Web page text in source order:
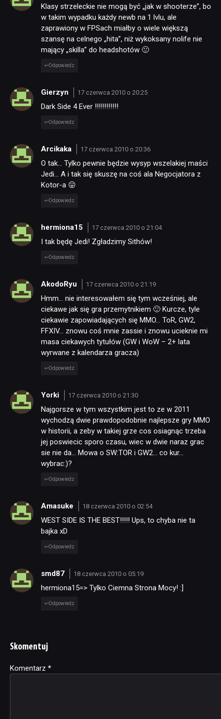
Klasy strzeleckie nie mogą być „jak w shooterze”, bo
w takim wypadku każdy newb na 1 lvlu, ale
zaprawiony w FPSach miałby o wiele większą
szansę na celnego „hita”, niż wykoksany nolife nie
mający „skilla” do headshotów 🙂
Odpowiedz
Gierzyn 17 czerwca 2010 o 20:25
Dark Side 4 Ever !!!!!!!!!!!!
Odpowiedz
Arcikaka 17 czerwca 2010 o 20:36
O tak… Tylko pewnie będzie wysyp wszelakiej maści
Jedi… A i tak się skuszę na coś ala Negocjatora z
Kotor-a 😛
Odpowiedz
hermiona15 17 czerwca 2010 o 21:04
I tak będę Jedi! Zgładzimy Sithów!
Odpowiedz
AkodoRyu 17 czerwca 2010 o 21:19
Hmm… nie interesowałem się tym wcześniej, ale
ciekawe jak się gra przemytnikiem 🙂 Kurcze, tyle
ciekawie zapowiadających się MMO… ToR, GW2,
FFXIV… znowu coś mnie zassie i znowu ucieknie mi
masa ciekawych tytułów (GW i WoW – 2+ lata
wyrwane z kalendarza gracza)
Odpowiedz
Yorki 17 czerwca 2010 o 21:30
Najgorsze w tym wszystkim jest to ze w 2011
wychodzą dwie prawdopodobnie najlepsze gry MMO
w historii, a zeby w takiej grze cos osiagnąc trzeba
jej poswiecic sporo czasu, wiec w dwie naraz grac
sie nie da… Mowa o SW:TOR i GW2… co kur…
wybrac:)?
Odpowiedz
Amasuke 18 czerwca 2010 o 02:54
WEST SIDE IS THE BEST!!!!! Ups, to chyba nie ta
bajka xD
Odpowiedz
smd87 18 czerwca 2010 o 05:19
hermiona15=> Tylko Ciemna Strona Mocy! :]
Odpowiedz
Skomentuj
Komentarz *
Alternative: